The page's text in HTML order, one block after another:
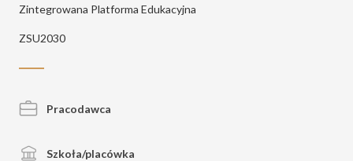
Zintegrowana Platforma Edukacyjna
ZSU2030
Pracodawca
Szkoła/placówka